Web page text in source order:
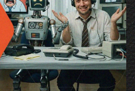
bogár
kívánnak az LLM-ek!
a Teremtés